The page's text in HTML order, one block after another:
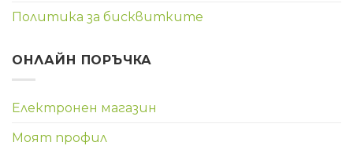
Политика за бисквитките
ОНЛАЙН ПОРЪЧКА
Електронен магазин
Моят профил